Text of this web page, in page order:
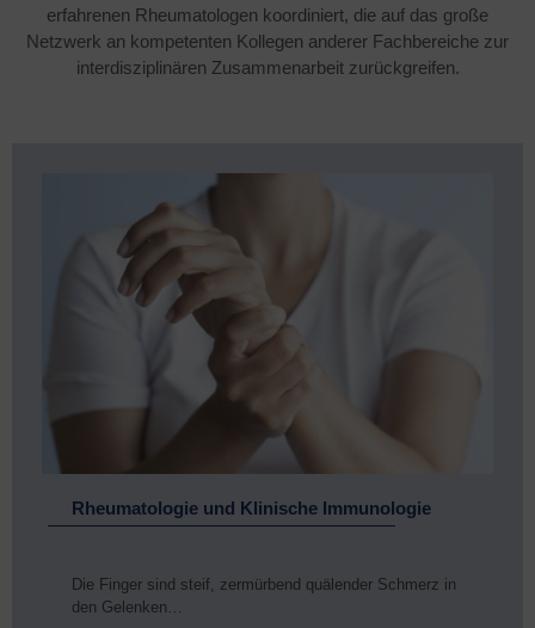
erfahrenen Rheumatologen koordiniert, die auf das große
Netzwerk an kompetenten Kollegen anderer Fachbereiche zur
interdisziplinären Zusammenarbeit zurückgreifen.
Rheumatologie und Klinische Immunologie
Die Finger sind steif, zermürbend quälender Schmerz in
den Gelenken…